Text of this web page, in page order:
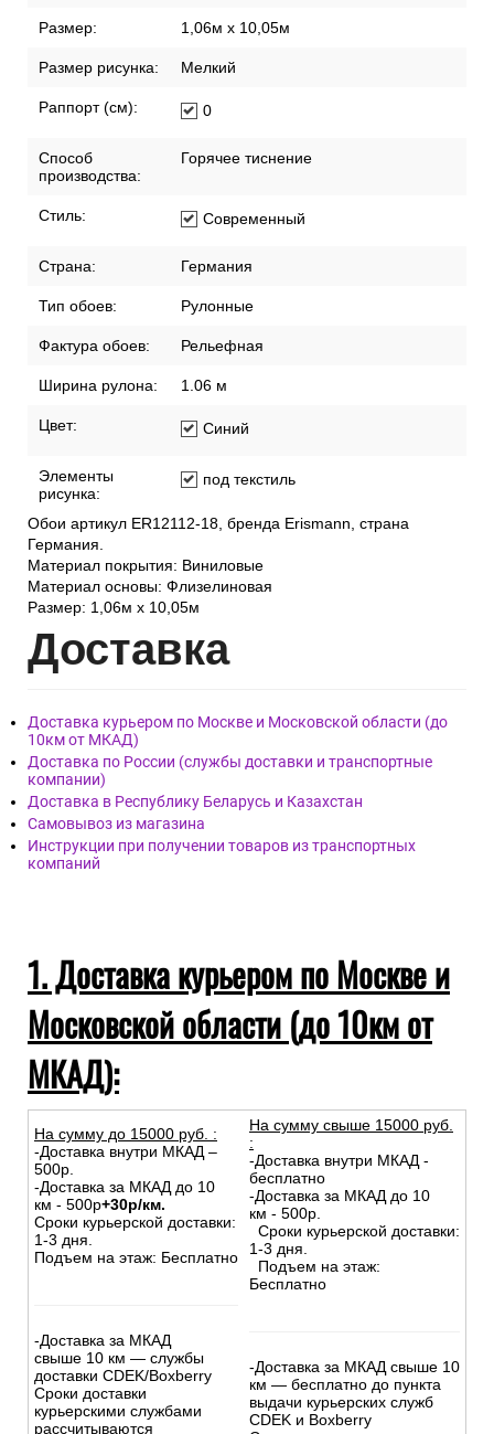
Размер: 1,06м х 10,05м
Размер рисунка: Мелкий
Раппорт (см): 0
Способ
производства:
Горячее тиснение
Стиль: Современный
Страна: Германия
Тип обоев: Рулонные
Фактура обоев: Рельефная
Ширина рулона: 1.06 м
Цвет: Синий
Элементы
рисунка:
под текстиль
Обои артикул ER12112-18, бренда Erismann, страна
Германия.
Материал покрытия: Виниловые
Материал основы: Флизелиновая
Размер: 1,06м х 10,05м
Доставка
Доставка курьером по Москве и Московской области (до
10км от МКАД)
Доставка по России (службы доставки и транспортные
компании)
Доставка в Республику Беларусь и Казахстан
Самовывоз из магазина
Инструкции при получении товаров из транспортных
компаний
1. Доставка курьером по Москве и
Московской области (до 10км от
МКАД):
На сумму до 15000 руб. :
-Доставка внутри МКАД –
500р.
-Доставка за МКАД до 10
км - 500р+30р/км.
Сроки курьерской доставки:
1-3 дня.
Подъем на этаж: Бесплатно
-Доставка за МКАД
свыше 10 км — службы
доставки CDEK/Boxberry
Сроки доставки
курьерскими службами
рассчитываются
На сумму свыше 15000 руб.
:
-Доставка внутри МКАД -
бесплатно
-Доставка за МКАД до 10
км - 500р.
Сроки курьерской доставки:
1-3 дня.
Подъем на этаж:
Бесплатно
-Доставка за МКАД свыше 10
км — бесплатно до пункта
выдачи курьерских служб
CDEK и Boxberry